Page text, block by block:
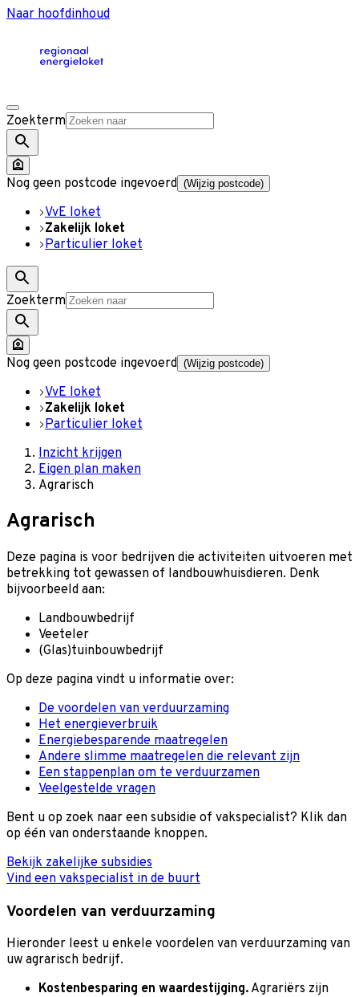
Naar hoofdinhoud
Zoekterm
Nog geen postcode ingevoerd (Wijzig postcode)
VvE loket
Zakelijk loket
Particulier loket
Zoekterm
Nog geen postcode ingevoerd (Wijzig postcode)
VvE loket
Zakelijk loket
Particulier loket
Inzicht krijgen
Eigen plan maken
Agrarisch
Agrarisch
Deze pagina is voor bedrijven die activiteiten uitvoeren met
betrekking tot gewassen of landbouwhuisdieren. Denk
bijvoorbeeld aan:
Landbouwbedrijf
Veeteler
(Glas)tuinbouwbedrijf
Op deze pagina vindt u informatie over:
De voordelen van verduurzaming
Het energieverbruik
Energiebesparende maatregelen
Andere slimme maatregelen die relevant zijn
Een stappenplan om te verduurzamen
Veelgestelde vragen
Bent u op zoek naar een subsidie of vakspecialist? Klik dan
op één van onderstaande knoppen.
Bekijk zakelijke subsidies
Vind een vakspecialist in de buurt
Voordelen van verduurzaming
Hieronder leest u enkele voordelen van verduurzaming van
uw agrarisch bedrijf.
Kostenbesparing en waardestijging. Agrariërs zijn